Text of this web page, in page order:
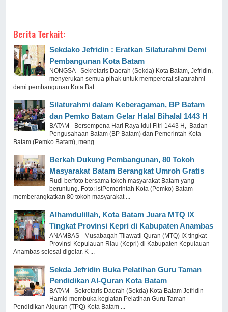
Berita Terkait:
Sekdako Jefridin : Eratkan Silaturahmi Demi
Pembangunan Kota Batam
NONGSA - Sekretaris Daerah (Sekda) Kota Batam, Jefridin,
menyerukan semua pihak untuk mempererat silaturahmi
demi pembangunan Kota Bat ...
Silaturahmi dalam Keberagaman, BP Batam
dan Pemko Batam Gelar Halal Bihalal 1443 H
BATAM - Bersempena Hari Raya Idul Fitri 1443 H, Badan
Pengusahaan Batam (BP Batam) dan Pemerintah Kota
Batam (Pemko Batam), meng ...
Berkah Dukung Pembangunan, 80 Tokoh
Masyarakat Batam Berangkat Umroh Gratis
Rudi berfoto bersama tokoh masyarakat Batam yang
beruntung. Foto: istPemerintah Kota (Pemko) Batam
memberangkatkan 80 tokoh masyarakat ...
Alhamdulillah, Kota Batam Juara MTQ IX
Tingkat Provinsi Kepri di Kabupaten Anambas
ANAMBAS - Musabaqah Tilawatil Quran (MTQ) IX tingkat
Provinsi Kepulauan Riau (Kepri) di Kabupaten Kepulauan
Anambas selesai digelar. K ...
Sekda Jefridin Buka Pelatihan Guru Taman
Pendidikan Al-Quran Kota Batam
BATAM - Sekretaris Daerah (Sekda) Kota Batam Jefridin
Hamid membuka kegiatan Pelatihan Guru Taman
Pendidikan Alquran (TPQ) Kota Batam ...